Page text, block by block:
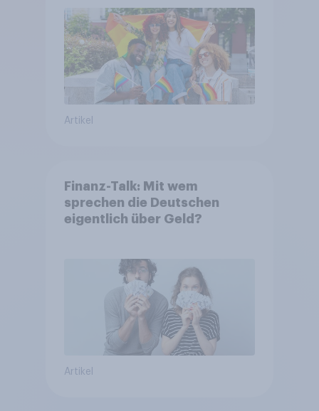
Artikel
Finanz-Talk: Mit wem
sprechen die Deutschen
eigentlich über Geld?
Artikel